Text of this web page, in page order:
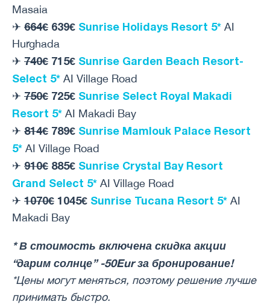
Masaia
✈ 664€ 639€ Sunrise Holidays Resort 5* AI
Hurghada
✈ 740€ 715€ Sunrise Garden Beach Resort-
Select 5* AI Village Road
✈ 750€ 725€ Sunrise Select Royal Makadi
Resort 5* AI Makadi Bay
✈ 814€ 789€ Sunrise Mamlouk Palace Resort
5* AI Village Road
✈ 910€ 885€ Sunrise Crystal Bay Resort
Grand Select 5* AI Village Road
✈ 1070€ 1045€ Sunrise Tucana Resort 5* AI
Makadi Bay
* В стоимость включена скидка акции
“дарим солнце” -50Eur за бронирование!
*Цены могут меняться, поэтому решение лучше
принимать быстро.